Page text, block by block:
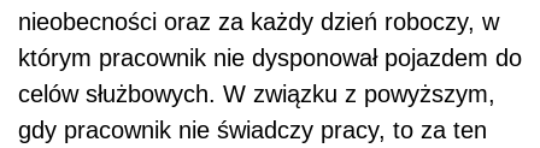
nieobecności oraz za każdy dzień roboczy, w
którym pracownik nie dysponował pojazdem do
celów służbowych. W związku z powyższym,
gdy pracownik nie świadczy pracy, to za ten